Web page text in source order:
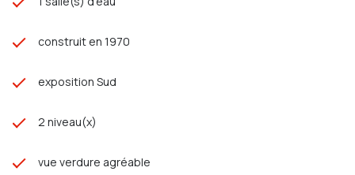
construit en 1970
exposition Sud
2 niveau(x)
vue verdure agréable